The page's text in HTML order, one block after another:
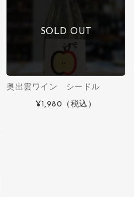
SOLD OUT
奥出雲ワイン シードル
¥1,980 （税込）